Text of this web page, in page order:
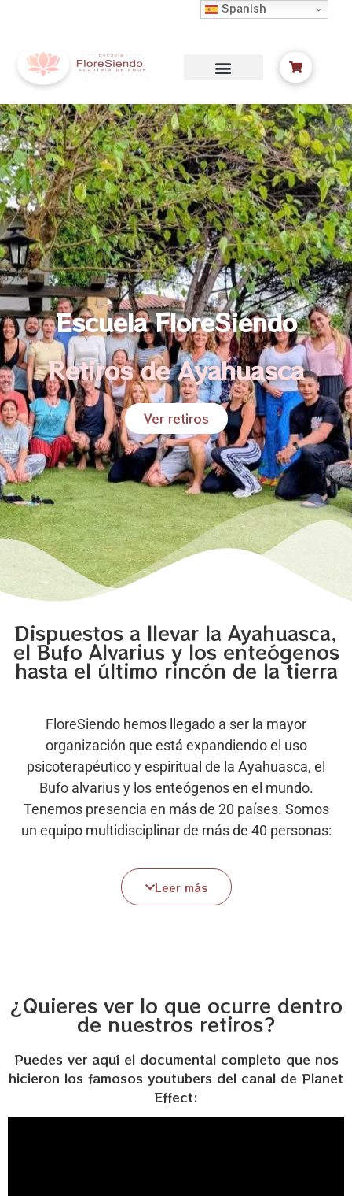
Escuela FloreSiendo
Retiros de Ayahuasca
Ver retiros
Dispuestos a llevar la Ayahuasca,
el Bufo Alvarius y los enteógenos
hasta el último rincón de la tierra
FloreSiendo hemos llegado a ser la mayor
organización que está expandiendo el uso
psicoterapéutico y espiritual de la Ayahuasca, el
Bufo alvarius y los enteógenos en el mundo.
Tenemos presencia en más de 20 países. Somos
un equipo multidisciplinar de más de 40 personas:
acompañantes terapéuticos, comprometidos a
llegar a los 195 países del mundo. El 80 % de
queremos destinar todos nuestros recursos
financieros para que llegue a todas y todos.
Leer más
¿Quieres ver lo que ocurre dentro
de nuestros retiros?
Puedes ver aquí el documental completo que nos
hicieron los famosos youtubers del canal de Planet
Effect:
Spanish